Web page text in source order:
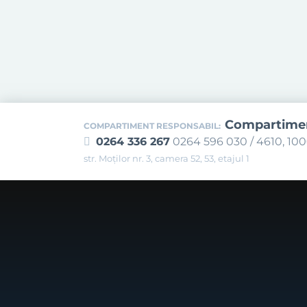
COMPARTIMENT RESPONSABIL:
0264 336 267 0264 596 030 / 4610,
str. Moților nr. 3, camera 52, 53, etajul 1